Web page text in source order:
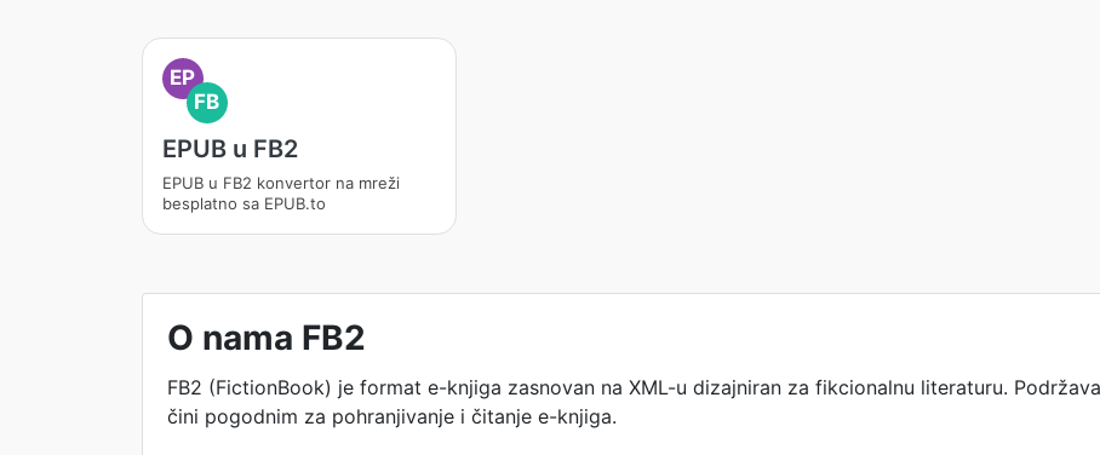
EP
FB
EPUB u FB2
EPUB u FB2 konvertor na mreži
besplatno sa EPUB.to
O nama FB2
FB2 (FictionBook) je format e-knjiga zasnovan na XML-u dizajniran za fikcionalnu literaturu.
čini pogodnim za pohranjivanje i čitanje e-knjiga.